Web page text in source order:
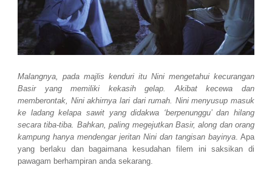
Malangnya, pada majlis kenduri itu Nini mengetahui kecurangan
Basir yang memiliki kekasih gelap. Akibat kecewa dan
memberontak, Nini akhirnya lari dari rumah. Nini menyusup masuk
ke ladang kelapa sawit yang didakwa ‘berpenunggu’ dan hilang
secara tiba-tiba. Bahkan, paling megejutkan Basir, along dan orang
kampung hanya mendengar jeritan Nini dan tangisan bayinya. Apa
yang berlaku dan bagaimana kesudahan filem ini saksikan di
pawagam berhampiran anda sekarang.